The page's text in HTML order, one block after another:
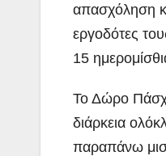
απασχόληση
εργοδότες
15
Το Δώρο
διάρκεια
παραπάνω